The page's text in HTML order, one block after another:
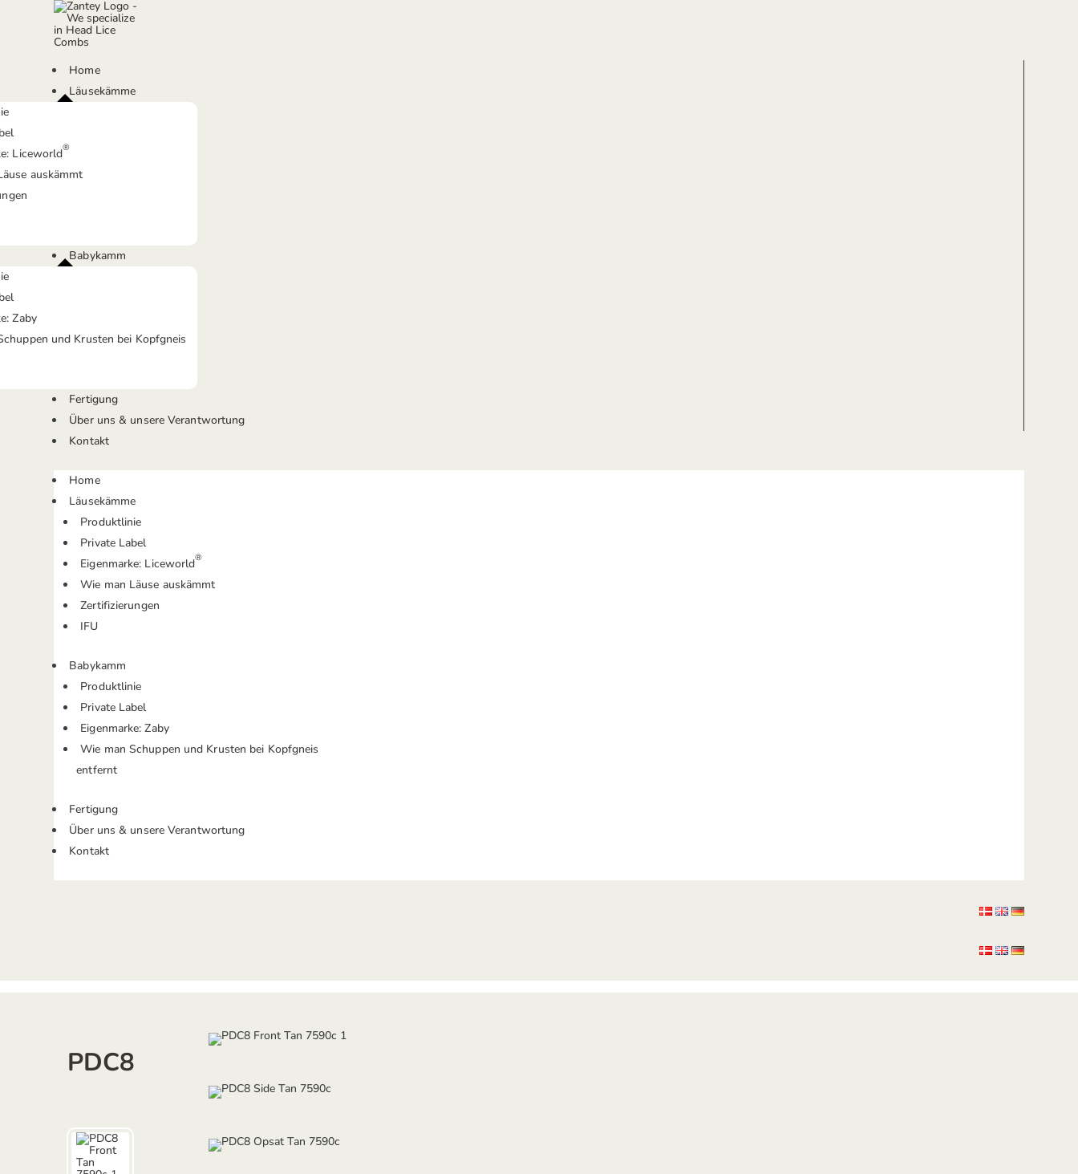
Home
Läusekämme
Liceworld®
auskämmt
Babykamm
Zaby
und Krusten bei Kopfgneis
Fertigung
Über uns & unsere Verantwortung
Kontakt
Home
Läusekämme
Produktlinie
Private Label
Eigenmarke: Liceworld®
Wie man Läuse auskämmt
Zertifizierungen
IFU
Babykamm
Produktlinie
Private Label
Eigenmarke: Zaby
Wie man Schuppen und Krusten bei Kopfgneis
entfernt
Fertigung
Über uns & unsere Verantwortung
Kontakt
PDC8